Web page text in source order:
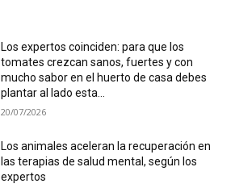
Los expertos coinciden: para que los
tomates crezcan sanos, fuertes y con
mucho sabor en el huerto de casa debes
plantar al lado esta...
20/07/2026
Los animales aceleran la recuperación en
las terapias de salud mental, según los
expertos